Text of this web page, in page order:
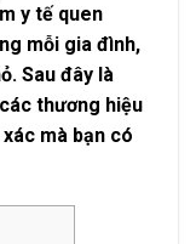
y tế quen
mỗi gia đình,
Sau đây là
thương hiệu
mà bạn có